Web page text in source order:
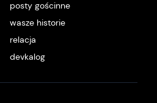
posty gościnne
wasze historie
relacja
devkalog